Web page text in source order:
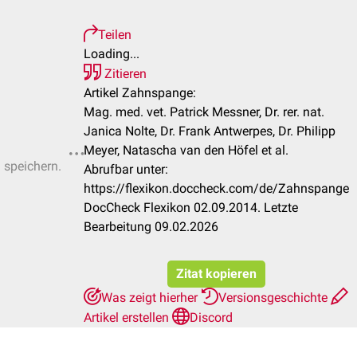
Teilen
Loading...
Zitieren
Artikel Zahnspange:
Mag. med. vet. Patrick Messner, Dr. rer. nat.
Janica Nolte, Dr. Frank Antwerpes, Dr. Philipp
Meyer, Natascha van den Höfel et al.
Abrufbar unter:
https://flexikon.doccheck.com/de/Zahnspange
DocCheck Flexikon 02.09.2014. Letzte
Bearbeitung 09.02.2026
Zitat kopieren
Was zeigt hierher
Versionsgeschichte
Artikel erstellen
Discord